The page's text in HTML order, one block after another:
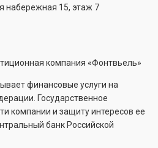
набережная 15, этаж 7
компания «Фонтвьель»
финансовые услуги на
Государственное
компании и защиту интересов ее
банк Российской